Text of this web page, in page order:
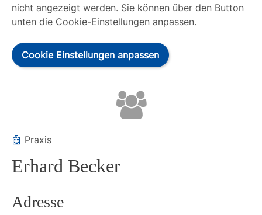
nicht angezeigt werden. Sie können über den Button
unten die Cookie-Einstellungen anpassen.
Cookie Einstellungen anpassen
Praxis
Erhard Becker
Adresse